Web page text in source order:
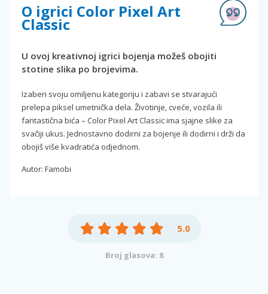
O igrici Color Pixel Art
Classic
U ovoj kreativnoj igrici bojenja možeš obojiti
stotine slika po brojevima.
Izaberi svoju omiljenu kategoriju i zabavi se stvarajući
prelepa piksel umetnička dela. Životinje, cveće, vozila ili
fantastična bića – Color Pixel Art Classic ima sjajne slike za
svačiji ukus. Jednostavno dodirni za bojenje ili dodirni i drži da
obojiš više kvadratića odjednom.
Autor: Famobi
5.0
Broj glasova: 8